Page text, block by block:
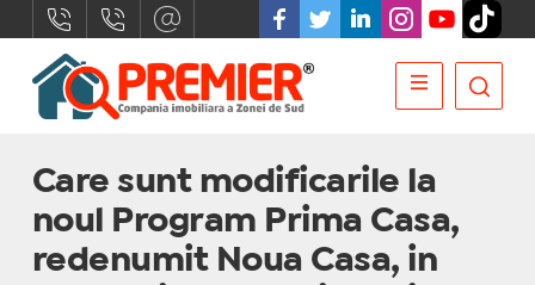
Care sunt modificarile la
noul Program Prima Casa,
redenumit Noua Casa, in